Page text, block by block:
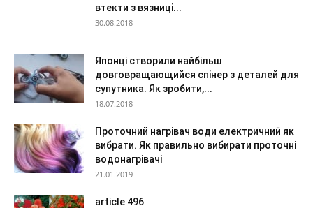
втекти з вязниці...
30.08.2018
Японці створили найбільш
довговращающийся спінер з деталей для
супутника. Як зробити,...
18.07.2018
Проточний нагрівач води електричний як
вибрати. Як правильно вибирати проточні
водонагрівачі
21.01.2019
article 496